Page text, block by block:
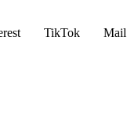
TikTok Mail